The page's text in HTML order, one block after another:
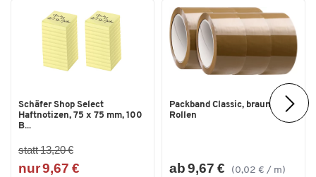
Ziffernhöhe [mm] 30
Breite [mm] 194
Schäfer Shop Select
Haftnotizen, 75 x 75 mm, 100
B...
statt 13,20 €
nur 9,67 €
Packband Classic, braun, 6
Rollen
ab 9,67 € (0,02 € / m)